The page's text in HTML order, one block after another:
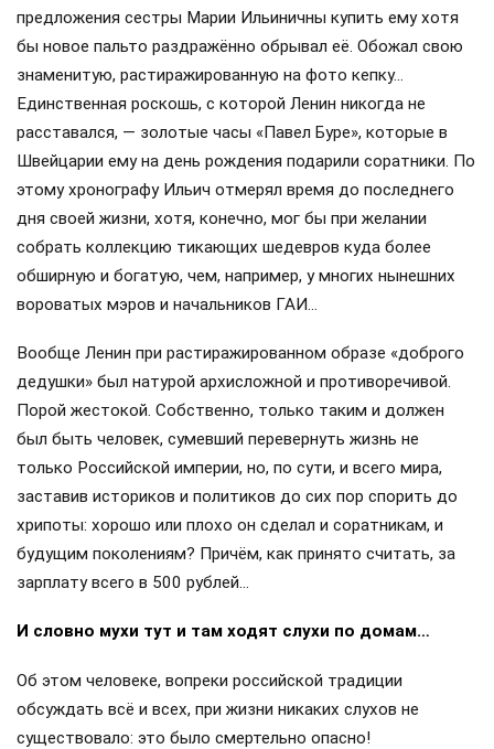
предложения сестры Марии Ильиничны купить ему хотя
бы новое пальто раздражённо обрывал её. Обожал свою
знаменитую, растиражированную на фото кепку…
Единственная роскошь, с которой Ленин никогда не
расставался, — золотые часы «Павел Буре», которые в
Швейцарии ему на день рождения подарили соратники. По
этому хронографу Ильич отмерял время до последнего
дня своей жизни, хотя, конечно, мог бы при желании
собрать коллекцию тикающих шедевров куда более
обширную и богатую, чем, например, у многих нынешних
вороватых мэров и начальников ГАИ…
Вообще Ленин при растиражированном образе «доброго
дедушки» был натурой архисложной и противоречивой.
Порой жестокой. Собственно, только таким и должен
был быть человек, сумевший перевернуть жизнь не
только Российской империи, но, по сути, и всего мира,
заставив историков и политиков до сих пор спорить до
хрипоты: хорошо или плохо он сделал и соратникам, и
будущим поколениям? Причём, как принято считать, за
зарплату всего в 500 рублей…
И словно мухи тут и там ходят слухи по домам…
Об этом человеке, вопреки российской традиции
обсуждать всё и всех, при жизни никаких слухов не
существовало: это было смертельно опасно!